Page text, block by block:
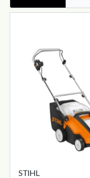
STIHL